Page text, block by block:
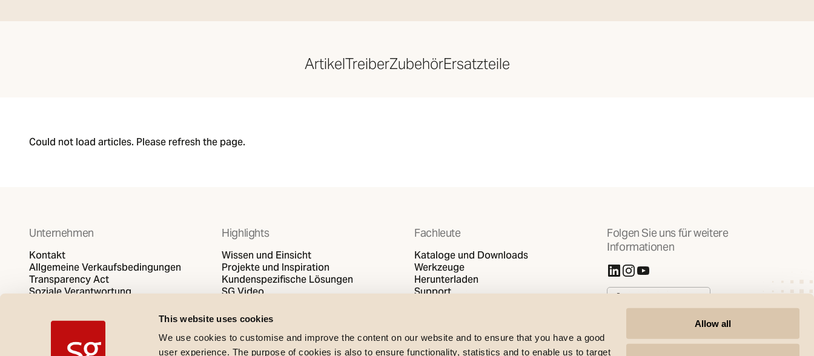
This website uses cookies
We use cookies to customise and improve the content on our website and to ensure that you have a good
user experience. The purpose of cookies is also to ensure functionality, statistics and to enable us to target
Allow all
ArtikelTreiberZubehörErsatzteile
Could not load articles. Please refresh the page.
Unternehmen
Kontakt
Allgemeine Verkaufsbedingungen
Transparency Act
Soziale Verantwortung
Highlights
Wissen und Einsicht
Projekte und Inspiration
Kundenspezifische Lösungen
SG Video
Fachleute
Kataloge und Downloads
Werkzeuge
Herunterladen
Support
Folgen Sie uns für weitere
Informationen
(Öffnet in neuer Registerkarte)
(Öffnet in neuer Registerkarte)
(Öffnet in neuer Registerkarte)